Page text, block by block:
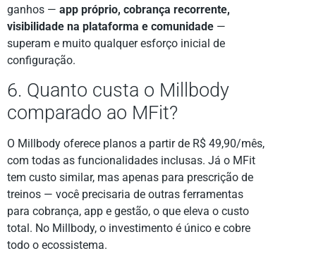
ganhos — app próprio, cobrança recorrente,
visibilidade na plataforma e comunidade —
superam e muito qualquer esforço inicial de
configuração.
6. Quanto custa o Millbody
comparado ao MFit?
O Millbody oferece planos a partir de R$ 49,90/mês,
com todas as funcionalidades inclusas. Já o MFit
tem custo similar, mas apenas para prescrição de
treinos — você precisaria de outras ferramentas
para cobrança, app e gestão, o que eleva o custo
total. No Millbody, o investimento é único e cobre
todo o ecossistema.